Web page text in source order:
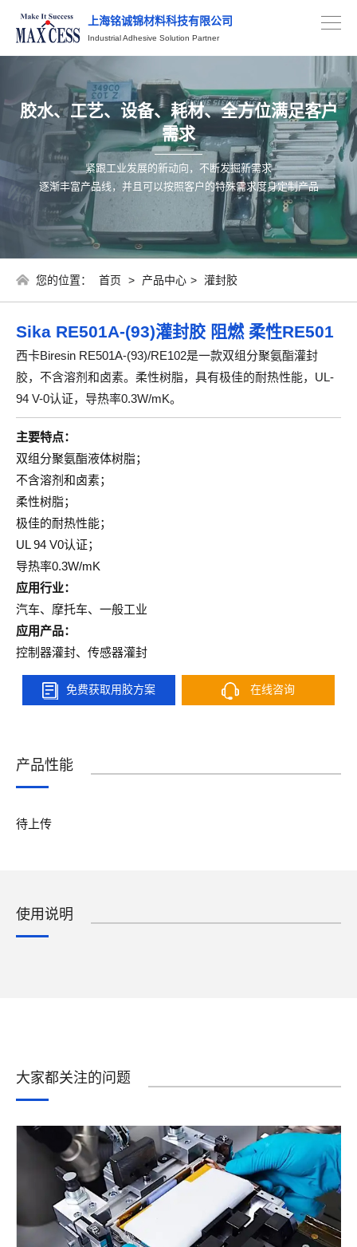
上海铭诚锦材料科技有限公司
Industrial Adhesive Solution Partner
胶水、工艺、设备、耗材、全方位满足客户
需求
紧跟工业发展的新动向，不断发掘新需求
逐渐丰富产品线，并且可以按照客户的特殊需求度身定制产品
您的位置： 首页 > 产品中心 > 灌封胶
Sika RE501A-(93)灌封胶 阻燃 柔性RE501
西卡Biresin RE501A-(93)/RE102是一款双组分聚氨酯灌封
胶，不含溶剂和卤素。柔性树脂，具有极佳的耐热性能，UL-
94 V-0认证，导热率0.3W/mK。
主要特点：
双组分聚氨酯液体树脂；
不含溶剂和卤素；
柔性树脂；
极佳的耐热性能；
UL 94 V0认证；
导热率0.3W/mK
应用行业：
汽车、摩托车、一般工业
应用产品：
控制器灌封、传感器灌封
免费获取用胶方案 在线咨询
产品性能
待上传
使用说明
大家都关注的问题